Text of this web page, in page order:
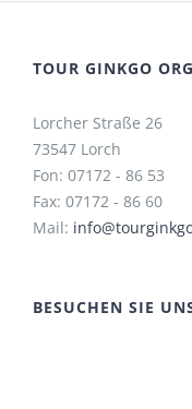
TOUR GINKGO
Lorcher Straße 26
73547 Lorch
Fon: 07172 - 86 53
Fax: 07172 - 86 60
Mail:
BESUCHEN SIE